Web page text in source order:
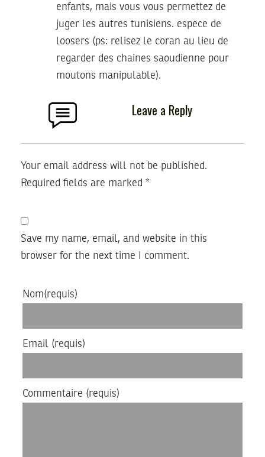
enfants, mais vous vous permettez de
juger les autres tunisiens. espece de
loosers (ps: relisez le coran au lieu de
regarder des chaines saoudienne pour
moutons manipulable).
Leave a Reply
Your email address will not be published.
Required fields are marked *
Save my name, email, and website in this
browser for the next time I comment.
Nom(requis)
Email (requis)
Commentaire (requis)